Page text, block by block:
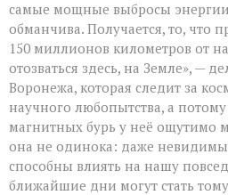
самые мощные выбросы
обманчива. Получается, то, что
150 миллионов километров от
отозваться здесь, на Земле», —
Воронежа, которая следит за
научного любопытства, а
магнитных бурь у неё ощутимо
она не одинока: даже
способны влиять на нашу
ближайшие дни могут стать